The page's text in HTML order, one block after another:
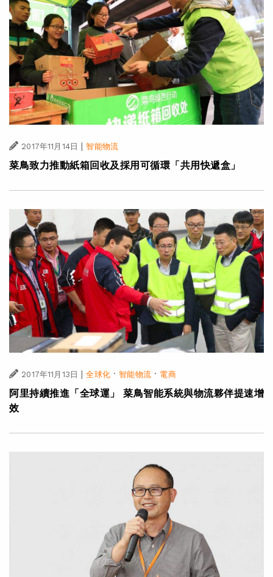
2017年11月14日 | 智能物流
菜鳥致力推動紙箱回收及採用可循環「共用快遞盒」
2017年11月13日 | 全球化·智能物流· 電商
阿里持續推進「全球運」 菜鳥智能系統與物流夥伴提速增
效